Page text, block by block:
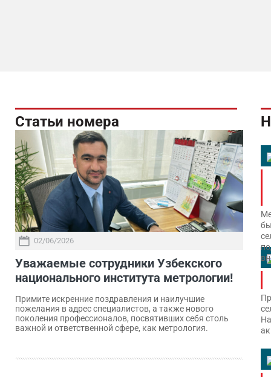
Статьи номера
02/06/2026
Уважаемые сотрудники Узбекского
национального института метрологии!
Примите искренние поздравления и наилучшие
пожелания в адрес специалистов, а также нового
поколения профессионалов, посвятивших себя столь
важной и ответственной сфере, как метрология.